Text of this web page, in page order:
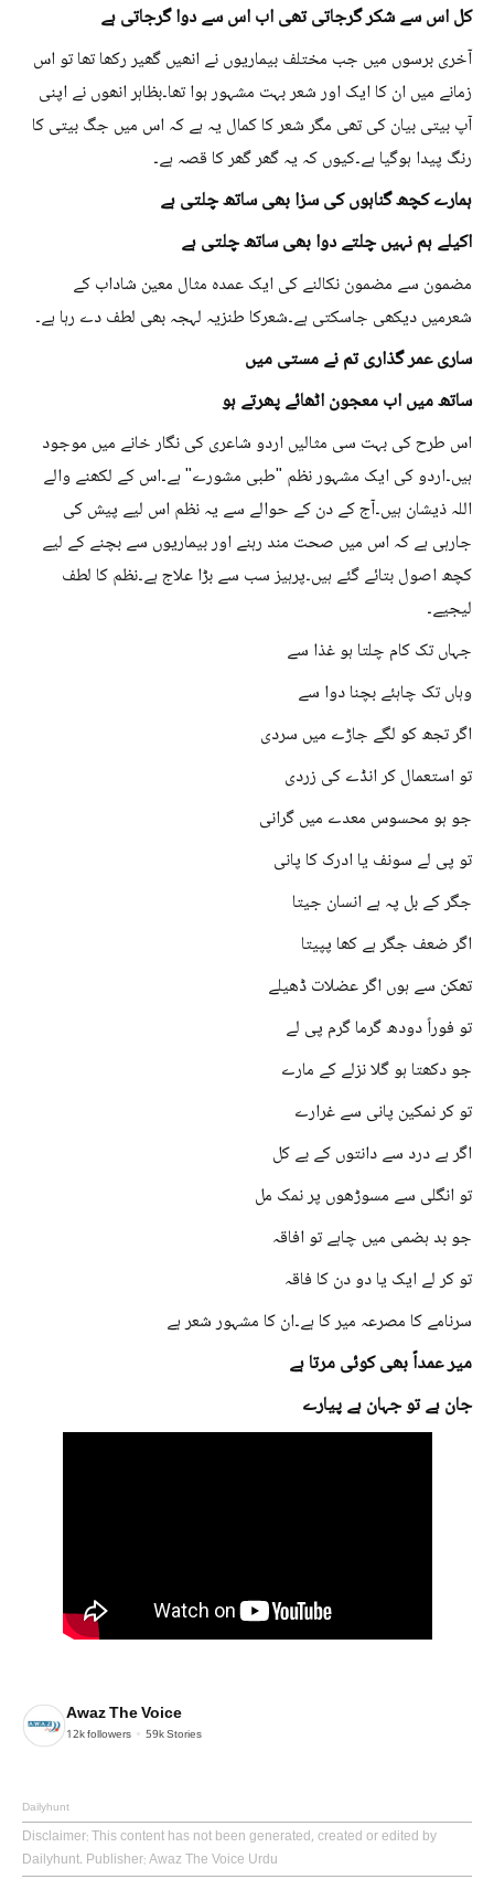
کل اس سے شکر گرجاتی تھی اب اس سے دوا گرجاتی ہے
آخری برسوں میں جب مختلف بیماریوں نے انھیں گھیر رکھا تھا تو اس
زمانے میں ان کا ایک اور شعر بہت مشہور ہوا تھا۔بظاہر انھوں نے اپنی
آپ بیتی بیان کی تھی مگر شعر کا کمال یہ ہے کہ اس میں جگ بیتی کا
رنگ پیدا ہوگیا ہے۔کیوں کہ یہ گھر گھر کا قصہ ہے۔
ہمارے کچھ گناہوں کی سزا بھی ساتھ چلتی ہے
اکیلے ہم نہیں چلتے دوا بھی ساتھ چلتی ہے
مضمون سے مضمون نکالنے کی ایک عمدہ مثال معین شاداب کے
شعرمیں دیکھی جاسکتی ہے۔شعرکا طنزیہ لہجہ بھی لطف دے رہا ہے۔
ساری عمر گذاری تم نے مستی میں
ساتھ میں اب معجون اٹھائے پھرتے ہو
اس طرح کی بہت سی مثالیں اردو شاعری کی نگار خانے میں موجود
ہیں۔اردو کی ایک مشہور نظم "طبی مشورے" ہے۔اس کے لکھنے والے
اللہ ذیشان ہیں۔آج کے دن کے حوالے سے یہ نظم اس لیے پیش کی
جارہی ہے کہ اس میں صحت مند رہنے اور بیماریوں سے بچنے کے لیے
کچھ اصول بتائے گئے ہیں۔پرہیز سب سے بڑا علاج ہے۔نظم کا لطف
لیجیے۔
جہاں تک کام چلتا ہو غذا سے
وہاں تک چاہئے بچنا دوا سے
اگر تجھ کو لگے جاڑے میں سردی
تو استعمال کر انڈے کی زردی
جو ہو محسوس معدے میں گرانی
تو پی لے سونف یا ادرک کا پانی
جگر کے بل پہ ہے انسان جیتا
اگر ضعف جگر ہے کھا پپیتا
تھکن سے ہوں اگر عضلات ڈھیلے
تو فوراً دودھ گرما گرم پی لے
جو دکھتا ہو گلا نزلے کے مارے
تو کر نمکین پانی سے غرارے
اگر ہے درد سے دانتوں کے بے کل
تو انگلی سے مسوڑھوں پر نمک مل
جو بد ہضمی میں چاہے تو افاقہ
تو کر لے ایک یا دو دن کا فاقہ
سرنامے کا مصرعہ میر کا ہے۔ان کا مشہور شعر ہے
میر عمداً بھی کوئی مرتا ہے
جان ہے تو جہان ہے پیارے
Awaz The Voice
12kfollowers 59kStories
Dailyhunt
Disclaimer: This content has not been generated, created or edited by
Dailyhunt. Publisher: Awaz The Voice Urdu